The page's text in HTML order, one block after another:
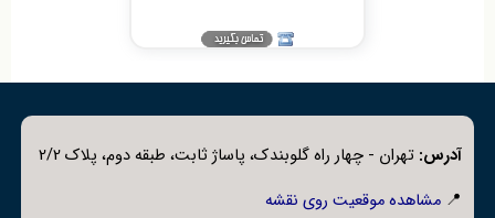
آدرس: تهران - چهار راه گلوبندک، پاساژ ثابت، طبقه دوم، پلاک 2/2
📍مشاهده موقعیت روی نقشه